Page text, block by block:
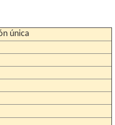
única